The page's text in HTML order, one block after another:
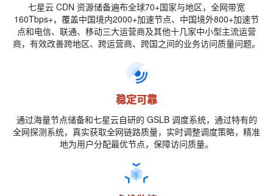
七星云 CDN 资源储备遍布全球70+国家与地区，全网带宽
160Tbps+，覆盖中国境内2000+加速节点、中国境外800+加速节
点和电信、联通、移动三大运营商及其他十几家中小型主流运营
商，有效改善跨地区、跨运营商、跨国之间的业务访问质量问题。
稳定可靠
通过海量节点储备和七星云自研的 GSLB 调度系统，通过特有的
全网探测系统，真实获取全网链路质量，实时调整调度策略，精准
地为用户分配最优节点，保障访问质量。